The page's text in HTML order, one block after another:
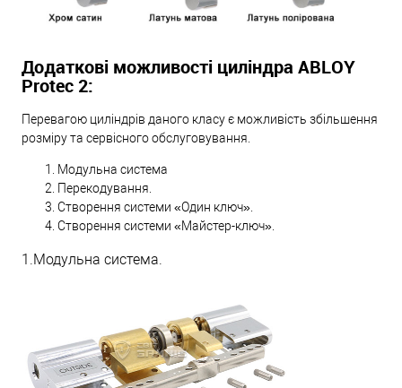
Додаткові можливості циліндра ABLOY
Protec 2:
Перевагою циліндрів даного класу є можливість збільшення
розміру та сервісного обслуговування.
Модульна система
Перекодування.
Створення системи «Один ключ».
Створення системи «Майстер-ключ».
1.Модульна система.